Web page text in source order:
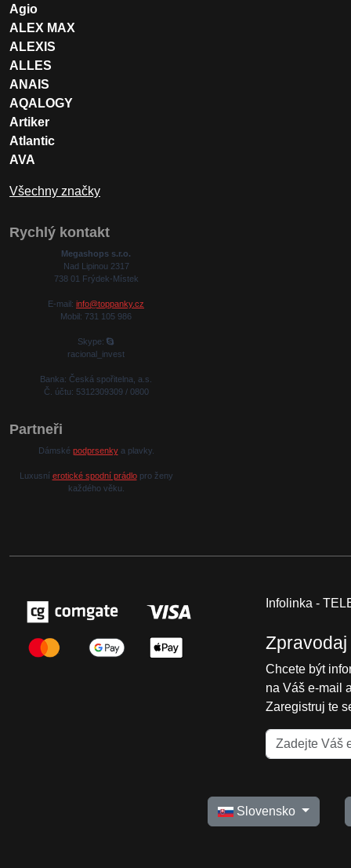
Agio
ALEX MAX
ALEXIS
ALLES
ANAIS
AQALOGY
Artiker
Atlantic
AVA
Všechny značky
Rychlý kontakt
Megashops s.r.o.
Nad Lipinou 2317
738 01 Frýdek-Místek
E-mail: info@toppanky.cz
Mobil: 731 105 986
Skype:
racional_invest
Banka: Česká spořitelna, a.s.
Č. účtu: 5312309309 / 0800
Partneři
Dámské podprsenkya plavky.
Luxusní erotické spodní prádlopro ženy
každého věku.
Infolinka -
Zpravodaj
Chcete být
na Váš e-mail
Zaregistruj te
Slovensko